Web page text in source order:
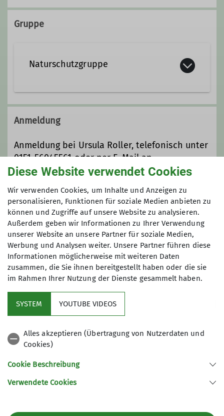
Gruppe
Naturschutzgruppe
organisiert durch Ursula und Alfred
finden über das ganze Jahr verteilt
verschiedene Veranstaltungen und
Aktionen statt.
Kontakt aufnehmen
Anmeldung
Anmeldung bei Ursula Roller, telefonisch unter
0151-56045561 oder per E-Mail an
u.roller@dav-badhersfeld.de
Anmeldung bis
09.10.2025
36251 Bad Hersfeld
Diese Website verwendet Cookies
Wir verwenden Cookies, um Inhalte und Anzeigen zu
personalisieren, Funktionen für soziale Medien anbieten zu
können und Zugriffe auf unsere Website zu analysieren.
Außerdem geben wir Informationen zu Ihrer Verwendung
unserer Website an unsere Partner für soziale Medien,
Werbung und Analysen weiter. Unsere Partner führen diese
Informationen möglicherweise mit weiteren Daten
zusammen, die Sie ihnen bereitgestellt haben oder die sie
im Rahmen Ihrer Nutzung der Dienste gesammelt haben.
SYSTEM YOUTUBE VIDEOS
Alles akzeptieren (Übertragung von Nutzerdaten und
Cookies)
Cookie Beschreibung
Verwendete Cookies